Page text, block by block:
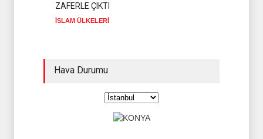
ZAFERLE ÇIKTI
İSLAM ÜLKELERİ
Hava Durumu